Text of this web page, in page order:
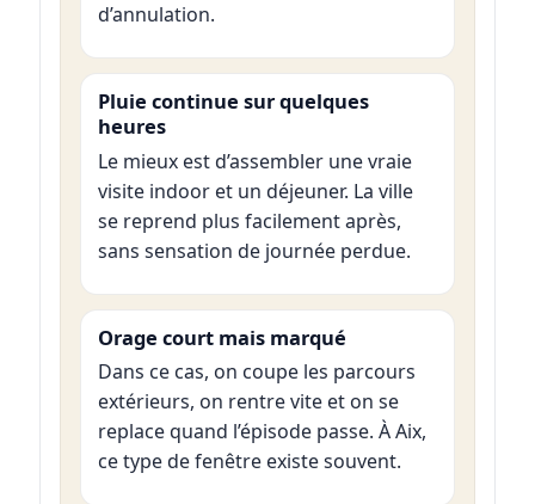
d’annulation.
Pluie continue sur quelques
heures
Le mieux est d’assembler une vraie
visite indoor et un déjeuner. La ville
se reprend plus facilement après,
sans sensation de journée perdue.
Orage court mais marqué
Dans ce cas, on coupe les parcours
extérieurs, on rentre vite et on se
replace quand l’épisode passe. À Aix,
ce type de fenêtre existe souvent.